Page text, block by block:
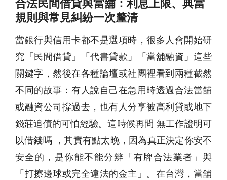
合法民間借貸與當舖：利息上限、典當
規則與常見糾紛一次釐清
當銀行與信用卡都不是選項時，很多人會開始研
究「民間借貸」「代書貸款」「當舖融資」這些
關鍵字，然後在各種論壇或社團裡看到兩種截然
不同的故事：有人說自己在急用時透過合法當舖
或融資公司撐過去，也有人分享被高利貸或地下
錢莊追債的可怕經驗。這時候再問 無工作證明可
以借錢嗎 ，其實有點太晚，因為真正決定你安不
安全的，是你能不能分辨「有牌合法業者」與
「打擦邊球或完全違法的金主」。在台灣，當舖